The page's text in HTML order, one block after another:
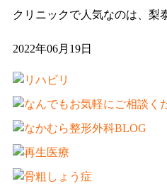
クリニックで人気なのは、梨
2022年06月19日